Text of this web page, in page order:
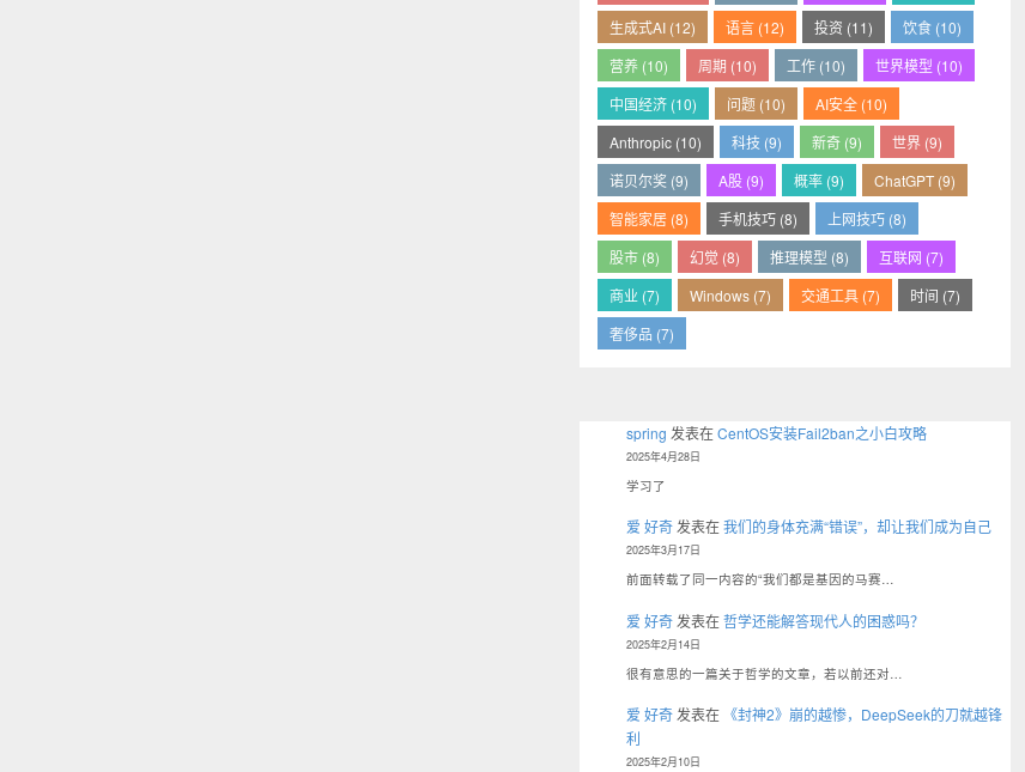
生成式AI (12)
语言 (12) 投资 (11)
饮食 (10)
营养 (10)
周期 (10) 工作 (10)
世界模型 (10)
中国经济 (10)
问题 (10)
AI安全 (10)
Anthropic (10)
科技 (9) 新奇 (9)
世界 (9)
诺贝尔奖 (9)
A股 (9) 概率 (9)
ChatGPT (9)
智能家居 (8)
手机技巧 (8)
上网技巧 (8)
股市 (8)
幻觉 (8) 推理模型 (8)
互联网 (7)
商业 (7)
Windows (7) 交通工具 (7)
时间 (7)
奢侈品 (7)
spring 发表在CentOS安装Fail2ban之小白攻略
2025年4月28日
学习了
爱 好奇发表在我们的身体充满“错误”，却让我们成为自己
2025年3月17日
前面转载了同一内容的“我们都是基因的马赛…
爱 好奇 发表在哲学还能解答现代人的困惑吗？
2025年2月14日
很有意思的一篇关于哲学的文章，若以前还对…
爱 好奇 发表在 《封神2》崩的越惨，DeepSeek的刀就越锋
利
2025年2月10日